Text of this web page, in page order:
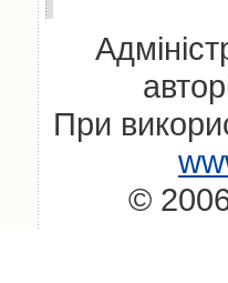
При
©